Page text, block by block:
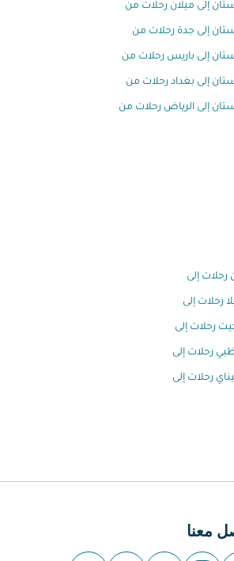
إلى ميلان رحلات من
إلى جدة رحلات من
إلى باريس رحلات من
إلى بغداد رحلات من
إلى الرياض رحلات من
رحلات إلى
رحلات إلى
رحلات إلى
رحلات إلى
رحلات إلى
معنا